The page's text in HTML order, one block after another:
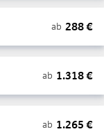
ab 288€
ab 1.318€
ab 1.265 €